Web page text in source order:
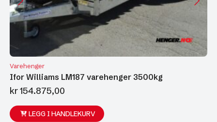
Varehenger
Ifor Williams LM187 varehenger 3500kg
kr154.875,00
LEGG I HANDLEKURV